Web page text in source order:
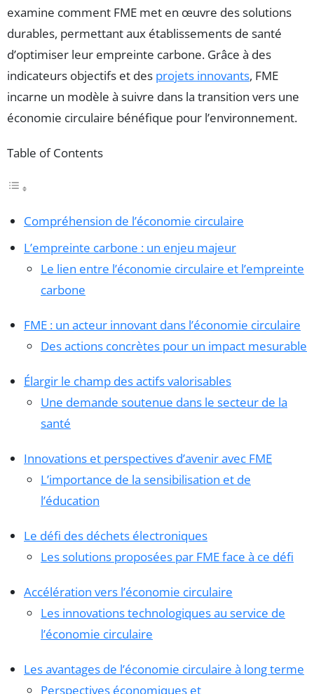
examine comment FME met en œuvre des solutions
durables, permettant aux établissements de santé
d’optimiser leur empreinte carbone. Grâce à des
indicateurs objectifs et des projets innovants, FME
incarne un modèle à suivre dans la transition vers une
économie circulaire bénéfique pour l’environnement.
Table of Contents
Compréhension de l’économie circulaire
L’empreinte carbone : un enjeu majeur
Le lien entre l’économie circulaire et l’empreinte
carbone
FME : un acteur innovant dans l’économie circulaire
Des actions concrètes pour un impact mesurable
Élargir le champ des actifs valorisables
Une demande soutenue dans le secteur de la
santé
Innovations et perspectives d’avenir avec FME
L’importance de la sensibilisation et de
l’éducation
Le défi des déchets électroniques
Les solutions proposées par FME face à ce défi
Accélération vers l’économie circulaire
Les innovations technologiques au service de
l’économie circulaire
Les avantages de l’économie circulaire à long terme
Perspectives économiques et